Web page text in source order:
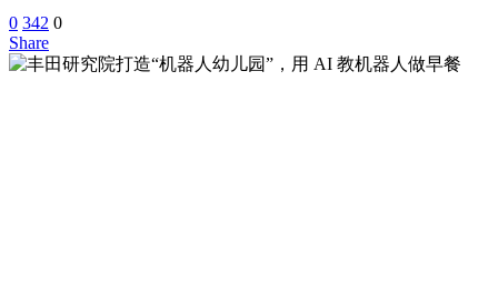
0 342 0
Share